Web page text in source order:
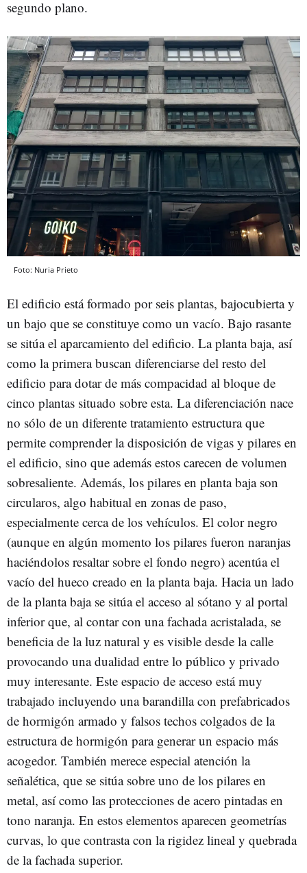
segundo plano.
Foto: Nuria Prieto
El edificio está formado por seis plantas, bajocubierta y
un bajo que se constituye como un vacío. Bajo rasante
se sitúa el aparcamiento del edificio. La planta baja, así
como la primera buscan diferenciarse del resto del
edificio para dotar de más compacidad al bloque de
cinco plantas situado sobre esta. La diferenciación nace
no sólo de un diferente tratamiento estructura que
permite comprender la disposición de vigas y pilares en
el edificio, sino que además estos carecen de volumen
sobresaliente. Además, los pilares en planta baja son
circularos, algo habitual en zonas de paso,
especialmente cerca de los vehículos. El color negro
(aunque en algún momento los pilares fueron naranjas
haciéndolos resaltar sobre el fondo negro) acentúa el
vacío del hueco creado en la planta baja. Hacia un lado
de la planta baja se sitúa el acceso al sótano y al portal
inferior que, al contar con una fachada acristalada, se
beneficia de la luz natural y es visible desde la calle
provocando una dualidad entre lo público y privado
muy interesante. Este espacio de acceso está muy
trabajado incluyendo una barandilla con prefabricados
de hormigón armado y falsos techos colgados de la
estructura de hormigón para generar un espacio más
acogedor. También merece especial atención la
señalética, que se sitúa sobre uno de los pilares en
metal, así como las protecciones de acero pintadas en
tono naranja. En estos elementos aparecen geometrías
curvas, lo que contrasta con la rigidez lineal y quebrada
de la fachada superior.